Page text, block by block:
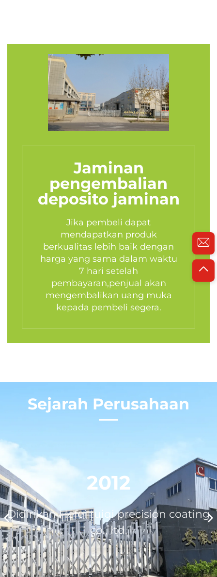
Jaminan
pengembalian
deposito jaminan
Jika pembeli dapat
mendapatkan produk
berkualitas lebih baik dengan
harga yang sama dalam waktu
7 hari setelah
pembayaran,penjual akan
mengembalikan uang muka
kepada pembeli segera.
Sejarah Perusahaan
2012
Didirikan Hefei ruiqi precision coating
co., ltd.